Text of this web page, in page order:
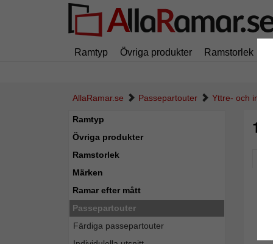
Ramtyp Övriga produkter Ramstorlek
AllaRamar.se Passepartouter Yttre- och inre
Ramtyp
Övriga produkter
Ramstorlek
Märken
Ramar efter mått
Passepartouter
Färdiga passepartouter